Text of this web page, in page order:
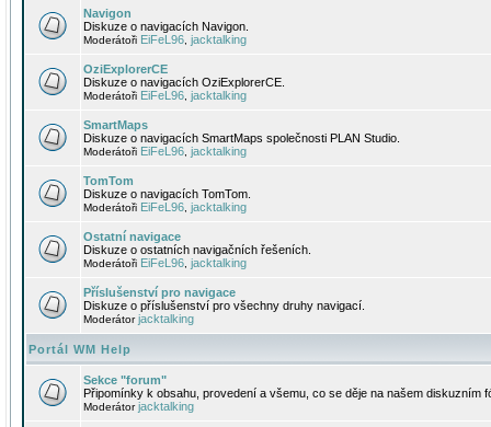
Navigon
Diskuze o navigacích Navigon.
Moderátoři EiFeL96 jacktalking
OziExplorerCE
Diskuze o navigacích OziExplorerCE.
Moderátoři EiFeL96 jacktalking
SmartMaps
Diskuze o navigacích SmartMaps společnosti PLAN Studio.
Moderátoři EiFeL96 jacktalking
TomTom
Diskuze o navigacích TomTom.
Moderátoři EiFeL96 jacktalking
Ostatní navigace
Diskuze o ostatních navigačních řešeních.
Moderátoři EiFeL96 jacktalking
Příslušenství pro navigace
Diskuze o příslušenství pro všechny druhy navigací.
Moderátorjacktalking
Portál WM Help
Sekce "forum"
Připomínky k obsahu, provedení a všemu, co se děje na našem diskuzním
Moderátorjacktalking